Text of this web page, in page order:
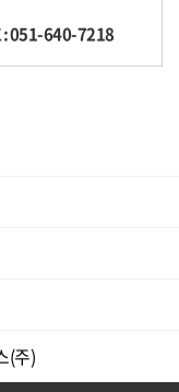
: 051-640-7218
(주)